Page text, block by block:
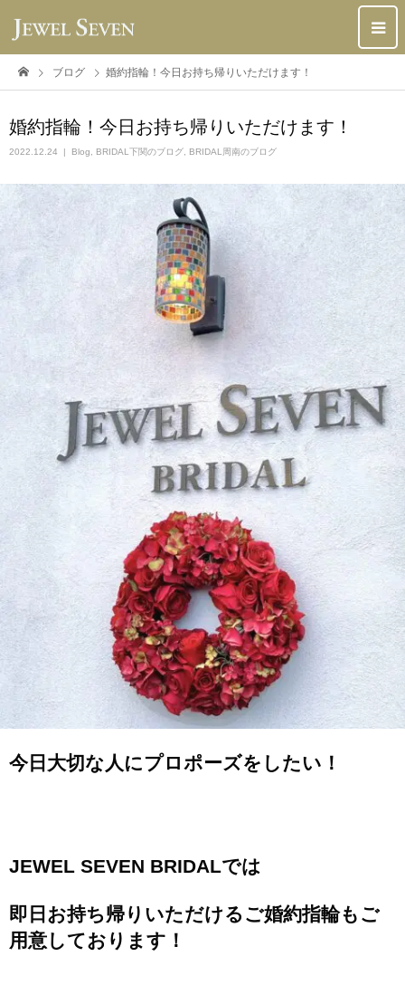
ブログ 婚約指輪！今日お持ち帰りいただけます！
婚約指輪！今日お持ち帰りいただけます！
2022.12.24 Blog BRIDAL下関のブログ BRIDAL周南のブログ
今日大切な人にプロポーズをしたい！
JEWEL SEVEN BRIDALでは
即日お持ち帰りいただけるご婚約指輪もご
用意しております！